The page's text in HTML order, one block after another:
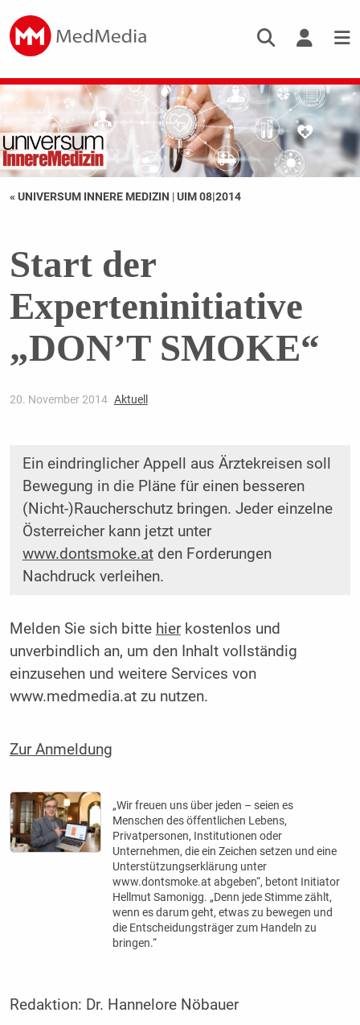
« UNIVERSUM INNERE MEDIZIN |UIM 08|2014
Start der
Experteninitiative
„DON’T SMOKE“
20. November 2014 Aktuell
Ein eindringlicher Appell aus Ärztekreisen soll
Bewegung in die Pläne für einen besseren
(Nicht-)Raucherschutz bringen. Jeder einzelne
Österreicher kann jetzt unter
www.dontsmoke.atden Forderungen
Nachdruck verleihen.
Melden Sie sich bitte hierkostenlos und
unverbindlich an, um den Inhalt vollständig
einzusehen und weitere Services von
www.medmedia.at zu nutzen.
Zur Anmeldung
„Wir freuen uns über jeden – seien es
Menschen des öffentlichen Lebens,
Privatpersonen, Institutionen oder
Unternehmen, die ein Zeichen setzen und eine
Unterstützungserklärung unter
www.dontsmoke.at abgeben“, betont Initiator
Hellmut Samonigg. „Denn jede Stimme zählt,
wenn es darum geht, etwas zu bewegen und
die Entscheidungsträger zum Handeln zu
bringen.“
Redaktion: Dr. Hannelore Nöbauer